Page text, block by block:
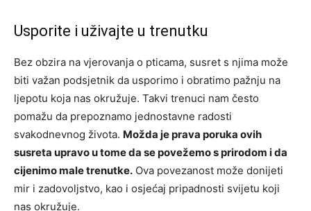
Usporite i uživajte u trenutku
Bez obzira na vjerovanja o pticama, susret s njima može
biti važan podsjetnik da usporimo i obratimo pažnju na
ljepotu koja nas okružuje. Takvi trenuci nam često
pomažu da prepoznamo jednostavne radosti
svakodnevnog života. Možda je prava poruka ovih
susreta upravo u tome da se povežemo s prirodom i da
cijenimo male trenutke. Ova povezanost može donijeti
mir i zadovoljstvo, kao i osjećaj pripadnosti svijetu koji
nas okružuje.